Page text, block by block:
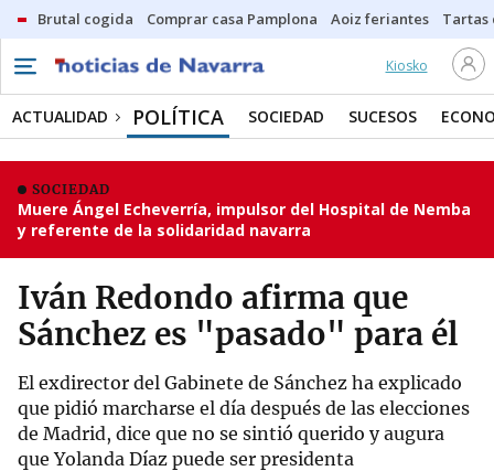
Brutal cogida Comprar casa Pamplona Aoiz feriantes Tartas
Kiosko
ACTUALIDAD POLÍTICA SOCIEDAD SUCESOS
SOCIEDAD
Muere Ángel Echeverría, impulsor del Hospital de Nemba
y referente de la solidaridad navarra
Iván Redondo afirma que
Sánchez es "pasado" para él
El exdirector del Gabinete de Sánchez ha explicado
que pidió marcharse el día después de las elecciones
de Madrid, dice que no se sintió querido y augura
que Yolanda Díaz puede ser presidenta